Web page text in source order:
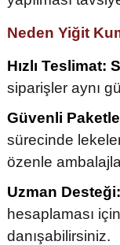
Neden Yiğit
Hızlı Teslimat:
siparişler aynı
Güvenli
sürecinde
özenle
Uzman Desteği:
hesaplaması
danışabilirsiniz.